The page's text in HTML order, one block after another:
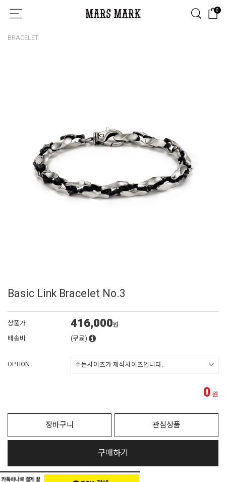
0
BRACELET
Basic Link Bracelet No.3
상품가 416,000원
배송비
(무료)
OPTION
0 원
장바구니 관심상품
구매하기